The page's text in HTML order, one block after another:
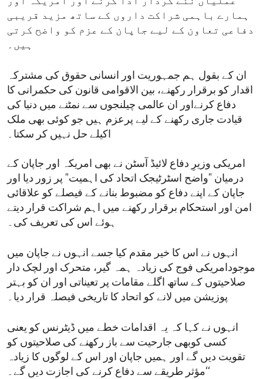
ہمارے باہمی شراکت داروں کے ساتھ مزید قریبی
دفاعی تعاون کے لیے جاپان کے عزم کو واضح کرتی
ہیں۔
ان کے بقول ہم جمہوریت اور انسانی حقوق کی مشترکہ
اقدار کو برقرار رکھنے، بین الاقوامی قانون کی حکمرانی کا
دفاع کرنےاور ان عالمی چیلنجوں سے نمٹنے میں دنیا کی
قیادت جاری رکھنے کے لیے پرعزم ہیں جو کوئی بھی ملک
اکیلے حل نہیں کر سکتا۔
امریکی وزیرِ دفاع لائیڈ آسٹن نے بھی امریکہ اور جاپان کے
درمیان "واضح اسٹرٹیجک اتحاد کی اہمیت" پر زور دیا اور
جاپان کے اپنے دفاع کو مضبوط بنانے کے فیصلے کو علاقائی
امن اور استحکام برقرار رکھنے میں اہم شراکت قرار دیتے
ہوئے اس کی تعریف کی۔
انہوں نے اس کا خیر مقدم کیا جسے انہوں نے جاپان میں
موجودامریکی فوج کی زیادہ ہمہ گیر، متحرک اور لچک دار
صلاحیتوں کے ساتھ اگلے مقامات پر تعیناتی اور ان کو بہتر
پوزیشن میں لانے کو اتحاد کا تاریخی فیصلہ قرار دیا۔
انہوں نے کہا کہ یہ اقدامات خطے میں ڈیٹرنس کو یعنی
کسی کوبھی جارحیت سے باز رکھنے کی صلاحیتوں کو
تقویت دیں گے اور ہمیں جاپان اور اس کے لوگوں کا زیادہ
مؤثر طریقے سے دفاع کرنے کی اجازت دیں گے۔‘‘